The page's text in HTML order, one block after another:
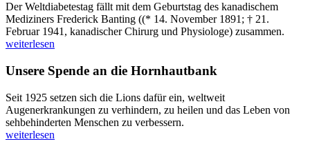
Der Weltdiabetestag fällt mit dem Geburtstag des kanadischem
Mediziners Frederick Banting ((* 14. November 1891; † 21.
Februar 1941, kanadischer Chirurg und Physiologe) zusammen.
weiterlesen
Unsere Spende an die Hornhautbank
Seit 1925 setzen sich die Lions dafür ein, weltweit
Augenerkrankungen zu verhindern, zu heilen und das Leben von
sehbehinderten Menschen zu verbessern.
weiterlesen